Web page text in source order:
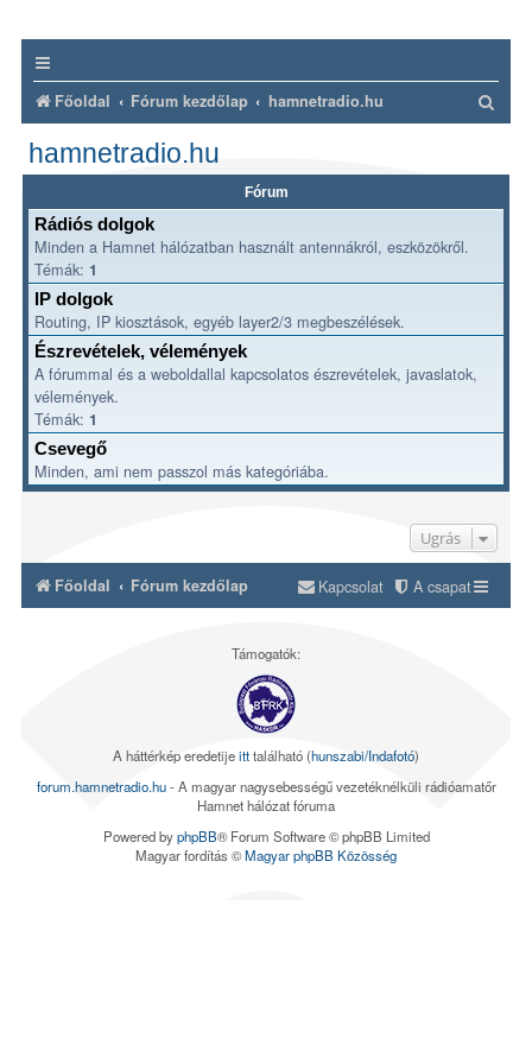
Főoldal Fórum kezdőlap hamnetradio.hu
s
hamnetradio.hu
Fórum
Rádiós dolgok
Minden a Hamnet hálózatban használt antennákról, eszközökről.
Témák: 1
IP dolgok
Routing, IP kiosztások, egyéb layer2/3 megbeszélések.
Észrevételek, vélemények
A fórummal és a weboldallal kapcsolatos észrevételek, javaslatok,
vélemények.
Témák:1
Csevegő
Minden, ami nem passzol más kategóriába.
Ugrás
Főoldal Fórum kezdőlap A csapat
Kapcsolat
Támogatók:
A háttérkép eredetijeitttalálható (hunszabi/Indafotó)
forum.hamnetradio.hu- A magyar nagysebességű vezetéknélküli rádióamatőr
Hamnet hálózat fóruma
Powered byphpBB® Forum Software © phpBB Limited
Magyar fordítás ©Magyar phpBB Közösség